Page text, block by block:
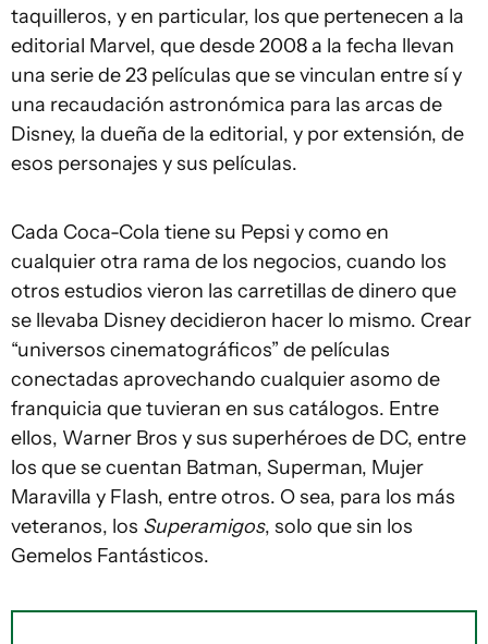
taquilleros, y en particular, los que pertenecen a la
editorial Marvel, que desde 2008 a la fecha llevan
una serie de 23 películas que se vinculan entre sí y
una recaudación astronómica para las arcas de
Disney, la dueña de la editorial, y por extensión, de
esos personajes y sus películas.
Cada Coca-Cola tiene su Pepsi y como en
cualquier otra rama de los negocios, cuando los
otros estudios vieron las carretillas de dinero que
se llevaba Disney decidieron hacer lo mismo. Crear
“universos cinematográficos” de películas
conectadas aprovechando cualquier asomo de
franquicia que tuvieran en sus catálogos. Entre
ellos, Warner Bros y sus superhéroes de DC, entre
los que se cuentan Batman, Superman, Mujer
Maravilla y Flash, entre otros. O sea, para los más
veteranos, los Superamigos, solo que sin los
Gemelos Fantásticos.